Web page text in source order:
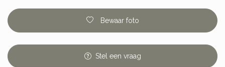
Bewaar foto
Stel een vraag